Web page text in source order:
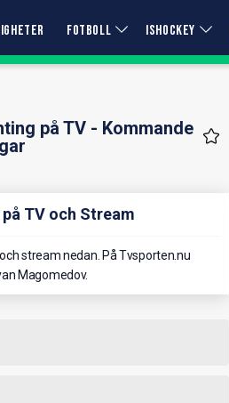
FOTBOLL ISHOCKEY
på TV - Kommande
TV och Stream
stream nedan. På Tvsporten.nu
Magomedov.